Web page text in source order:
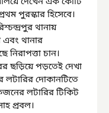
পুরস্কার হিসেবে।
থানায়
থানার
নিরাপত্তা চান।
ছড়িয়ে পড়তেই দেখা
লটারির দোকানটিতে
লটারির টিকিট
প্রবল।